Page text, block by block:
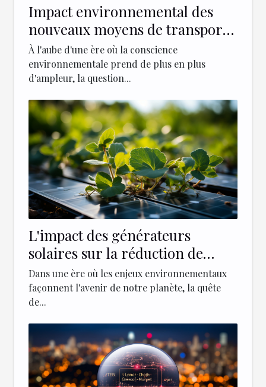
Impact environnemental des
nouveaux moyens de transport
urbains
À l'aube d'une ère où la conscience
environnementale prend de plus en plus
d'ampleur, la question...
L'impact des générateurs
solaires sur la réduction de
l'empreinte carbone
Dans une ère où les enjeux environnementaux
façonnent l'avenir de notre planète, la quête
de...